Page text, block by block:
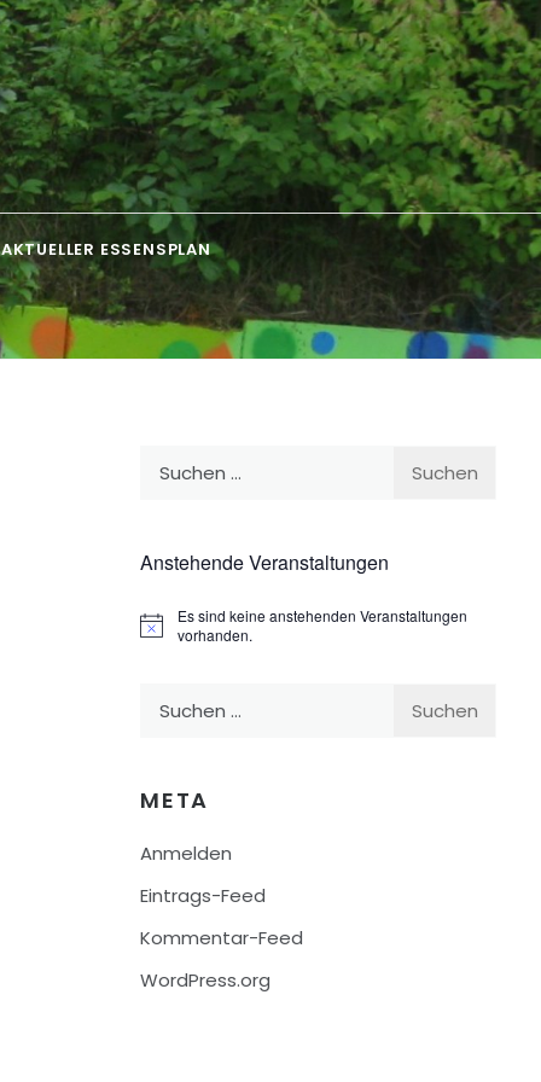
AKTUELLER ESSENSPLAN
Anstehende Veranstaltungen
Hinweis
Es sind keine anstehenden Veranstaltungen
vorhanden.
META
Anmelden
Eintrags-Feed
Kommentar-Feed
WordPress.org